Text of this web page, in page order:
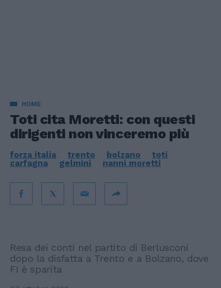
HOME
Toti cita Moretti: con questi
dirigenti non vinceremo più
forza italia trento bolzano
toti
carfagna
gelmini nanni moretti
Resa dei conti nel partito di Berlusconi
dopo la disfatta a Trento e a Bolzano, dove
FI è sparita